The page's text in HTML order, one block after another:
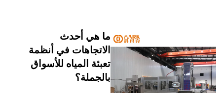
ما هي أحدث
الاتجاهات في أنظمة
تعبئة المياه للأسواق
بالجملة؟